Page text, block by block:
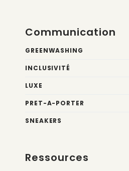
Communication
GREENWASHING
INCLUSIVITÉ
LUXE
PRET-A-PORTER
SNEAKERS
Ressources